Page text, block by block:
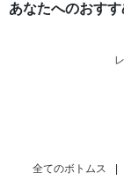
あなたへのおすす
全てのボトムス